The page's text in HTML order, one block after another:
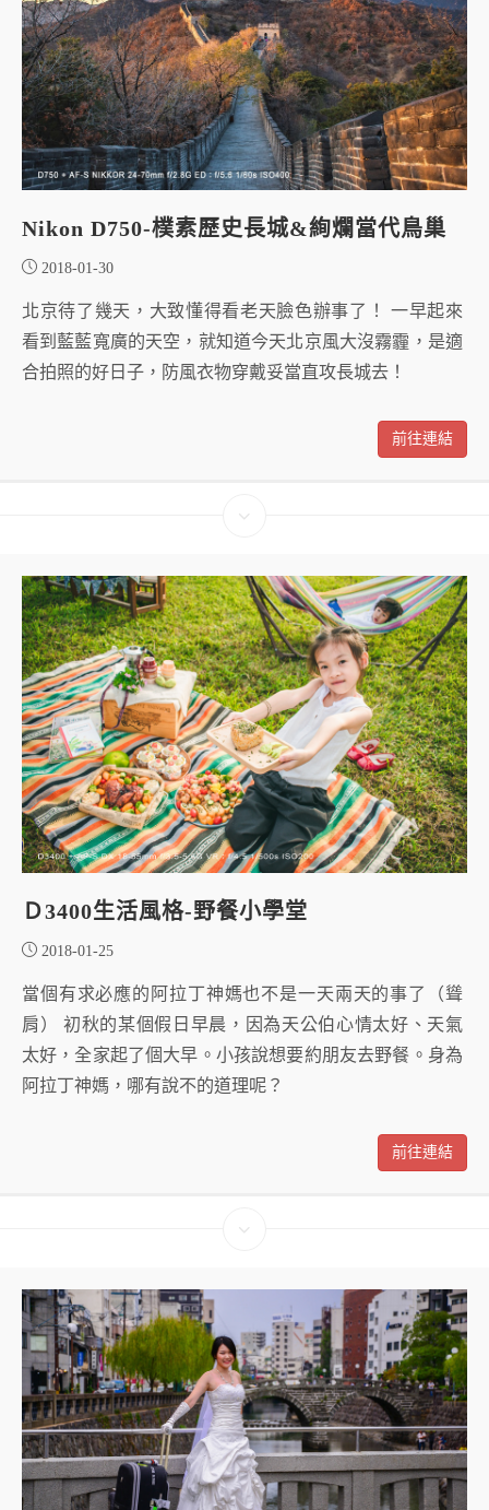
Nikon D750-樸素歷史長城&絢爛當代鳥巢
2018-01-30
北京待了幾天，大致懂得看老天臉色辦事了！ 一早起來
看到藍藍寬廣的天空，就知道今天北京風大沒霧霾，是適
合拍照的好日子，防風衣物穿戴妥當直攻長城去！
前往連結
Ｄ3400生活風格-野餐小學堂
2018-01-25
當個有求必應的阿拉丁神媽也不是一天兩天的事了（聳
肩） 初秋的某個假日早晨，因為天公伯心情太好、天氣
太好，全家起了個大早。小孩說想要約朋友去野餐。身為
阿拉丁神媽，哪有說不的道理呢？
前往連結